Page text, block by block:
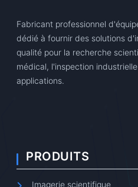
Fabricant professionnel
dédié à fournir des solutions
qualité pour la recherche
médical, l'inspection
applications.
PRODUITS
Imagerie scientifique